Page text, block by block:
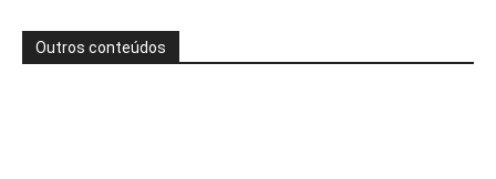
Outros conteúdos